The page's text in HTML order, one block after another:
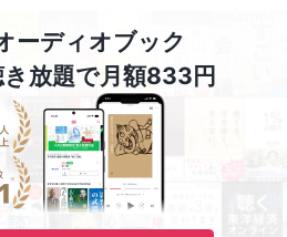
ーディオブック
放題で月額833円